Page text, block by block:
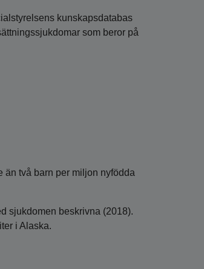
kunskapsdatabas
som beror på
än två barn per miljon nyfödda
sjukdomen beskrivna (2018).
i Alaska.